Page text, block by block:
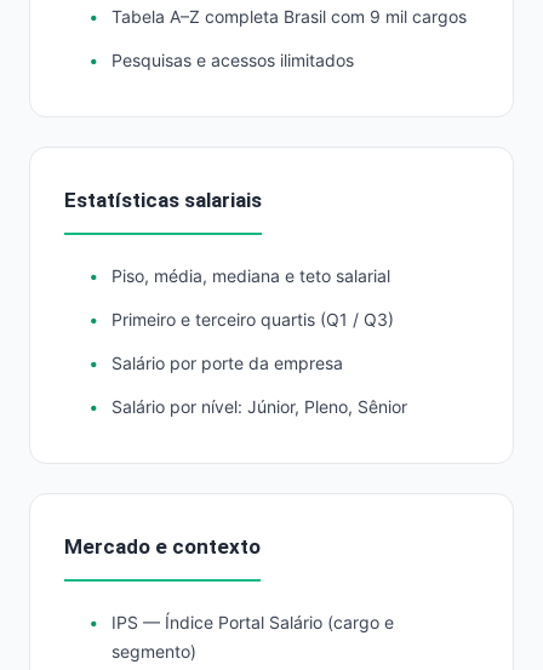
Tabela A–Z completa Brasil com 9 mil cargos
Pesquisas e acessos ilimitados
Estatísticas salariais
Piso, média, mediana e teto salarial
Primeiro e terceiro quartis (Q1 / Q3)
Salário por porte da empresa
Salário por nível: Júnior, Pleno, Sênior
Mercado e contexto
IPS — Índice Portal Salário (cargo e
segmento)